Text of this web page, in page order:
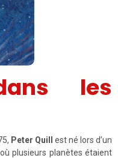
les
Peter Quill
est né lors d’un
plusieurs planètes étaient